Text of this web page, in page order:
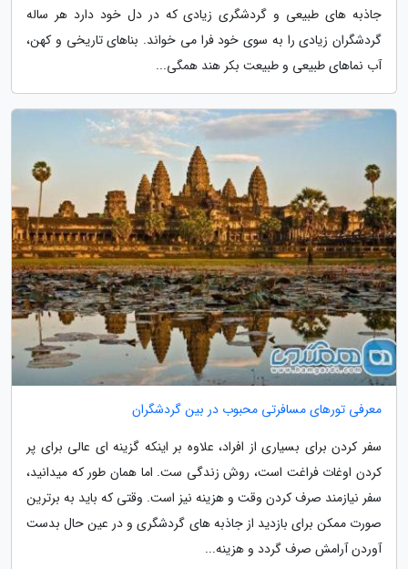
جاذبه های طبیعی و گردشگری زیادی که در دل خود دارد هر ساله
گردشگران زیادی را به سوی خود فرا می خواند. بناهای تاریخی و کهن،
آب نماهای طبیعی و طبیعت بکر هند همگی...
معرفی تورهای مسافرتی محبوب در بین گردشگران
سفر کردن برای بسیاری از افراد، علاوه بر اینکه گزینه ای عالی برای پر
کردن اوغات فراغت است، روش زندگی ست. اما همان طور که میدانید،
سفر نیازمند صرف کردن وقت و هزینه نیز است. وقتی که باید به برترین
صورت ممکن برای بازدید از جاذبه های گردشگری و در عین حال بدست
آوردن آرامش صرف گردد و هزینه...